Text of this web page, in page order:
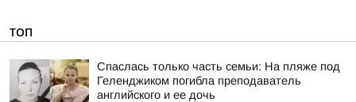
ТОП
Спаслась только часть семьи: На пляже под
Геленджиком погибла преподаватель
английского и ее дочь